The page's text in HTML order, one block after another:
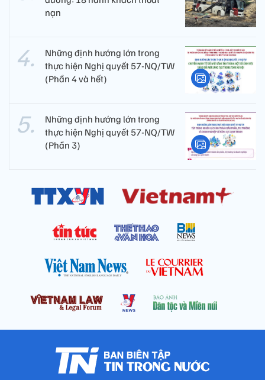
nạn
Những định hướng lớn trong
thực hiện Nghị quyết 57-NQ/TW
(Phần 4 và hết)
Những định hướng lớn trong
thực hiện Nghị quyết 57-NQ/TW
(Phần 3)